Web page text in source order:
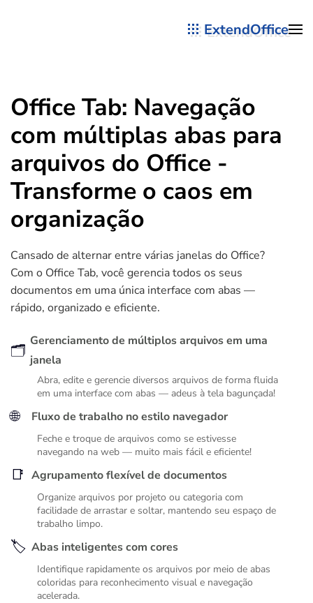
ExtendOffice
Office Tab: Navegação
com múltiplas abas para
arquivos do Office -
Transforme o caos em
organização
Cansado de alternar entre várias janelas do Office?
Com o Office Tab, você gerencia todos os seus
documentos em uma única interface com abas —
rápido, organizado e eficiente.
🗂️
Gerenciamento de múltiplos arquivos em uma
janela
Abra, edite e gerencie diversos arquivos de forma fluida
em uma interface com abas — adeus à tela bagunçada!
🌐 Fluxo de trabalho no estilo navegador
Feche e troque de arquivos como se estivesse
navegando na web — muito mais fácil e eficiente!
📑 Agrupamento flexível de documentos
Organize arquivos por projeto ou categoria com
facilidade de arrastar e soltar, mantendo seu espaço de
trabalho limpo.
🏷️ Abas inteligentes com cores
Identifique rapidamente os arquivos por meio de abas
coloridas para reconhecimento visual e navegação
acelerada.